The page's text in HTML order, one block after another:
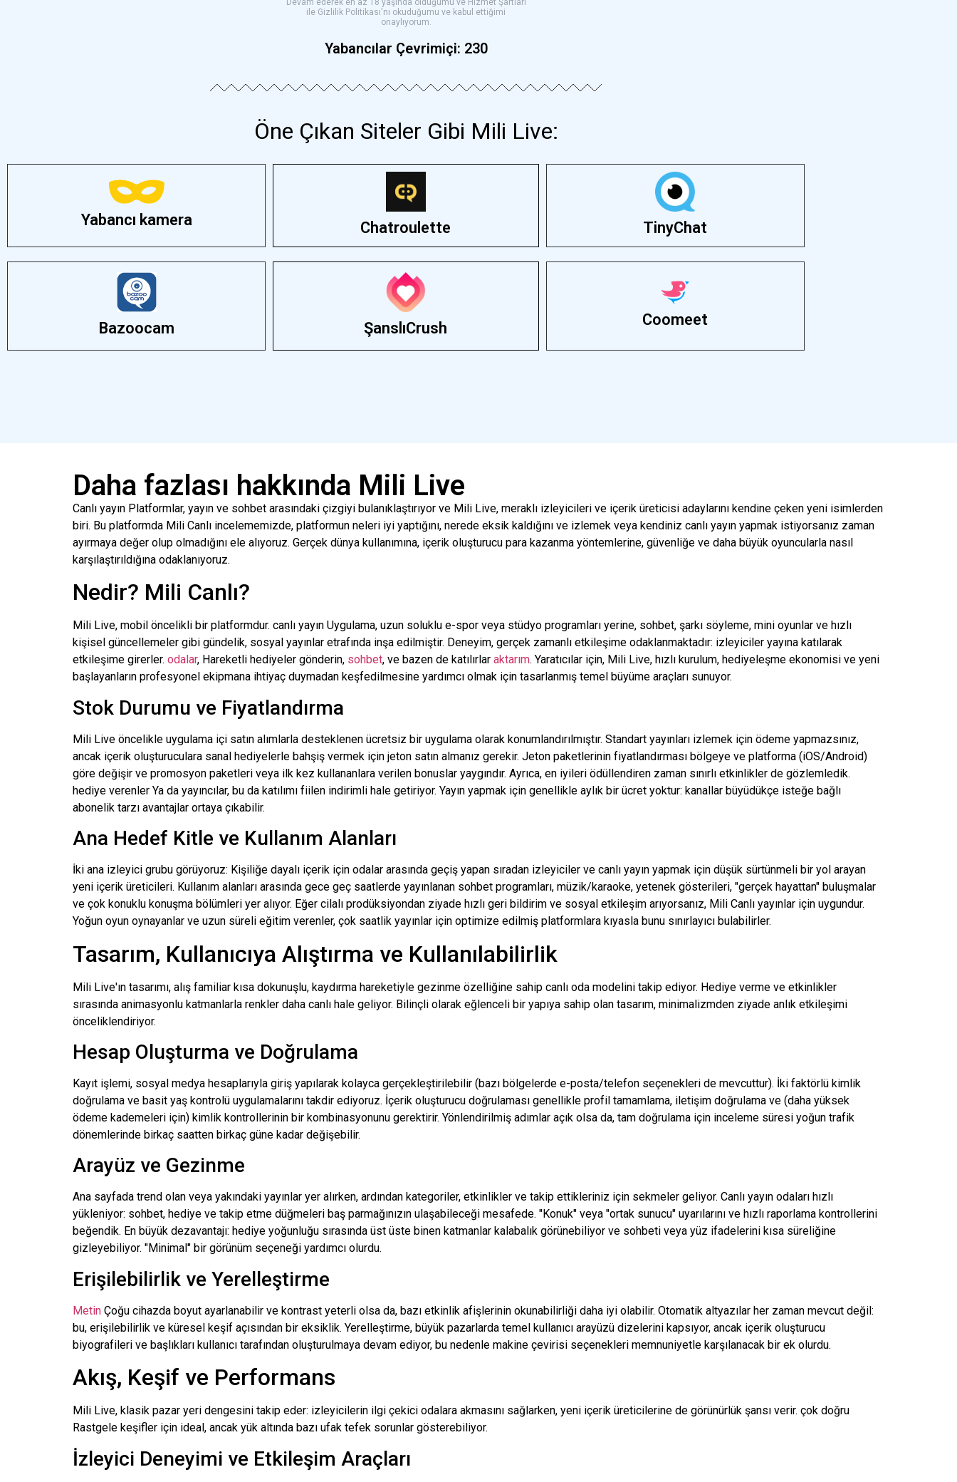
Devam ederek en az 18 yaşında olduğumu ve Hizmet Şartları
ile Gizlilik Politikası'nı okuduğumu ve kabul ettiğimi
onaylıyorum.
Yabancılar Çevrimiçi: 230
Öne Çıkan Siteler Gibi Mili Live:
Yabancı kamera Chatroulette TinyChat
Bazoocam ŞanslıCrush Coomeet
Daha fazlası hakkında Mili Live
Canlı yayın Platformlar, yayın ve sohbet arasındaki çizgiyi bulanıklaştırıyor ve Mili Live, meraklı izleyicileri ve içerik üreticisi adaylarını kendine çeken yeni isimlerden
biri. Bu platformda Mili Canlı incelememizde, platformun neleri iyi yaptığını, nerede eksik kaldığını ve izlemek veya kendiniz canlı yayın yapmak istiyorsanız zaman
ayırmaya değer olup olmadığını ele alıyoruz. Gerçek dünya kullanımına, içerik oluşturucu para kazanma yöntemlerine, güvenliğe ve daha büyük oyuncularla nasıl
karşılaştırıldığına odaklanıyoruz.
Nedir? Mili Canlı?
Mili Live, mobil öncelikli bir platformdur. canlı yayın Uygulama, uzun soluklu e-spor veya stüdyo programları yerine, sohbet, şarkı söyleme, mini oyunlar ve hızlı
kişisel güncellemeler gibi gündelik, sosyal yayınlar etrafında inşa edilmiştir. Deneyim, gerçek zamanlı etkileşime odaklanmaktadır: izleyiciler yayına katılarak
etkileşime girerler. odalar, Hareketli hediyeler gönderin, sohbet, ve bazen de katılırlar aktarım. Yaratıcılar için, Mili Live, hızlı kurulum, hediyeleşme ekonomisi ve yeni
başlayanların profesyonel ekipmana ihtiyaç duymadan keşfedilmesine yardımcı olmak için tasarlanmış temel büyüme araçları sunuyor.
Stok Durumu ve Fiyatlandırma
Mili Live öncelikle uygulama içi satın alımlarla desteklenen ücretsiz bir uygulama olarak konumlandırılmıştır. Standart yayınları izlemek için ödeme yapmazsınız,
ancak içerik oluşturuculara sanal hediyelerle bahşiş vermek için jeton satın almanız gerekir. Jeton paketlerinin fiyatlandırması bölgeye ve platforma (iOS/Android)
göre değişir ve promosyon paketleri veya ilk kez kullananlara verilen bonuslar yaygındır. Ayrıca, en iyileri ödüllendiren zaman sınırlı etkinlikler de gözlemledik.
hediye verenler Ya da yayıncılar, bu da katılımı fiilen indirimli hale getiriyor. Yayın yapmak için genellikle aylık bir ücret yoktur: kanallar büyüdükçe isteğe bağlı
abonelik tarzı avantajlar ortaya çıkabilir.
Ana Hedef Kitle ve Kullanım Alanları
İki ana izleyici grubu görüyoruz: Kişiliğe dayalı içerik için odalar arasında geçiş yapan sıradan izleyiciler ve canlı yayın yapmak için düşük sürtünmeli bir yol arayan
yeni içerik üreticileri. Kullanım alanları arasında gece geç saatlerde yayınlanan sohbet programları, müzik/karaoke, yetenek gösterileri, "gerçek hayattan" buluşmalar
ve çok konuklu konuşma bölümleri yer alıyor. Eğer cilalı prodüksiyondan ziyade hızlı geri bildirim ve sosyal etkileşim arıyorsanız, Mili Canlı yayınlar için uygundur.
Yoğun oyun oynayanlar ve uzun süreli eğitim verenler, çok saatlik yayınlar için optimize edilmiş platformlara kıyasla bunu sınırlayıcı bulabilirler.
Tasarım, Kullanıcıya Alıştırma ve Kullanılabilirlik
Mili Live'ın tasarımı, alış familiar kısa dokunuşlu, kaydırma hareketiyle gezinme özelliğine sahip canlı oda modelini takip ediyor. Hediye verme ve etkinlikler
sırasında animasyonlu katmanlarla renkler daha canlı hale geliyor. Bilinçli olarak eğlenceli bir yapıya sahip olan tasarım, minimalizmden ziyade anlık etkileşimi
önceliklendiriyor.
Hesap Oluşturma ve Doğrulama
Kayıt işlemi, sosyal medya hesaplarıyla giriş yapılarak kolayca gerçekleştirilebilir (bazı bölgelerde e-posta/telefon seçenekleri de mevcuttur). İki faktörlü kimlik
doğrulama ve basit yaş kontrolü uygulamalarını takdir ediyoruz. İçerik oluşturucu doğrulaması genellikle profil tamamlama, iletişim doğrulama ve (daha yüksek
ödeme kademeleri için) kimlik kontrollerinin bir kombinasyonunu gerektirir. Yönlendirilmiş adımlar açık olsa da, tam doğrulama için inceleme süresi yoğun trafik
dönemlerinde birkaç saatten birkaç güne kadar değişebilir.
Arayüz ve Gezinme
Ana sayfada trend olan veya yakındaki yayınlar yer alırken, ardından kategoriler, etkinlikler ve takip ettikleriniz için sekmeler geliyor. Canlı yayın odaları hızlı
yükleniyor: sohbet, hediye ve takip etme düğmeleri baş parmağınızın ulaşabileceği mesafede. "Konuk" veya "ortak sunucu" uyarılarını ve hızlı raporlama kontrollerini
beğendik. En büyük dezavantajı: hediye yoğunluğu sırasında üst üste binen katmanlar kalabalık görünebiliyor ve sohbeti veya yüz ifadelerini kısa süreliğine
gizleyebiliyor. "Minimal" bir görünüm seçeneği yardımcı olurdu.
Erişilebilirlik ve Yerelleştirme
Metin Çoğu cihazda boyut ayarlanabilir ve kontrast yeterli olsa da, bazı etkinlik afişlerinin okunabilirliği daha iyi olabilir. Otomatik altyazılar her zaman mevcut değil:
bu, erişilebilirlik ve küresel keşif açısından bir eksiklik. Yerelleştirme, büyük pazarlarda temel kullanıcı arayüzü dizelerini kapsıyor, ancak içerik oluşturucu
biyografileri ve başlıkları kullanıcı tarafından oluşturulmaya devam ediyor, bu nedenle makine çevirisi seçenekleri memnuniyetle karşılanacak bir ek olurdu.
Akış, Keşif ve Performans
Mili Live, klasik pazar yeri dengesini takip eder: izleyicilerin ilgi çekici odalara akmasını sağlarken, yeni içerik üreticilerine de görünürlük şansı verir. çok doğru
Rastgele keşifler için ideal, ancak yük altında bazı ufak tefek sorunlar gösterebiliyor.
İzleyici Deneyimi ve Etkileşim Araçları